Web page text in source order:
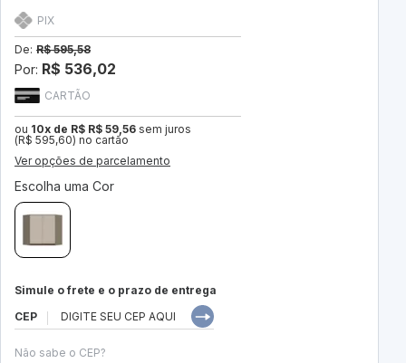
CARTÃO
ou 10x de R$ R$ 59,56 sem juros
(R$ 595,60) no cartão
Ver opções de parcelamento
PIX
De: R$ 595,58
Por: R$ 536,02
Escolha uma Cor
Simule o frete e o prazo de entrega
CEP
Não sabe o CEP?